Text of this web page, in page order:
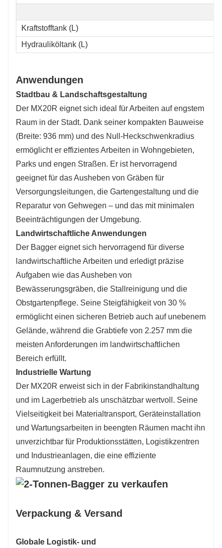
Kraftstofftank (L)
Hydrauliköltank (L)
Anwendungen
Stadtbau & Landschaftsgestaltung
Der MX20R eignet sich ideal für Arbeiten auf engstem
Raum in der Stadt. Dank seiner kompakten Bauweise
(Breite: 936 mm) und des Null-Heckschwenkradius
ermöglicht er effizientes Arbeiten in Wohngebieten,
Parks und engen Straßen. Er ist hervorragend
geeignet für das Ausheben von Gräben für
Versorgungsleitungen, die Gartengestaltung und die
Reparatur von Gehwegen – und das mit minimalen
Beeinträchtigungen der Umgebung.
Landwirtschaftliche Anwendungen
Der Bagger eignet sich hervorragend für diverse
landwirtschaftliche Arbeiten und erledigt präzise
Aufgaben wie das Ausheben von
Bewässerungsgräben, die Stallreinigung und die
Obstgartenpflege. Seine Steigfähigkeit von 30 %
ermöglicht einen sicheren Betrieb auch auf unebenem
Gelände, während die Grabtiefe von 2.257 mm die
meisten Anforderungen im landwirtschaftlichen
Bereich erfüllt.
Industrielle Wartung
Der MX20R erweist sich in der Fabrikinstandhaltung
und im Lagerbetrieb als unschätzbar wertvoll. Seine
Vielseitigkeit bei Materialtransport, Geräteinstallation
und Wartungsarbeiten in beengten Räumen macht ihn
unverzichtbar für Produktionsstätten, Logistikzentren
und Industrieanlagen, die eine effiziente
Raumnutzung anstreben.
Verpackung & Versand
Globale Logistik- und